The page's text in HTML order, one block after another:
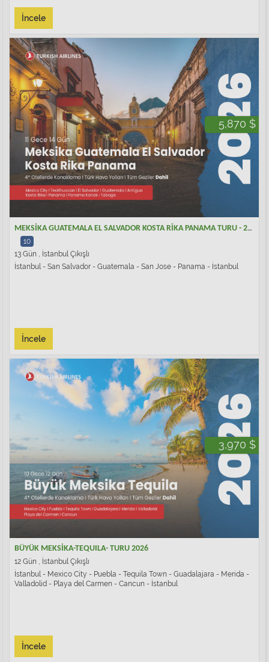
İncele
5,870 $
MEKSİKA GUATEMALA EL SALVADOR KOSTA RİKA PANAMA TURU - 2026
10
13 Gün , İstanbul Çıkışlı
İstanbul - San Salvador - Guatemala - San Jose - Panama - İstanbul
İncele
3,970 $
BÜYÜK MEKSİKA-TEQUILA- TURU 2026
12 Gün , İstanbul Çıkışlı
İstanbul - Mexico City - Puebla - Tequila Town - Guadalajara - Merida -
Valladolid - Playa del Carmen - Cancun - İstanbul
İncele